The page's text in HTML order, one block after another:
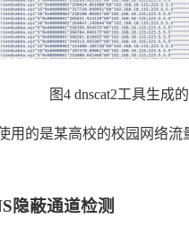
图4 dnscat2工具生成
用的是某高校的校园网络
隐蔽通道检测